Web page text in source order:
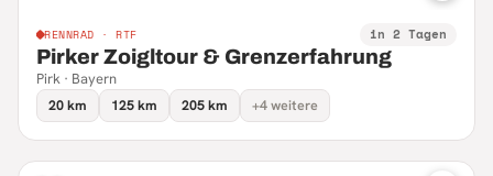
RENNRAD · RTF in 2 Tagen
Pirker Zoigltour & Grenzerfahrung
Pirk · Bayern
20 km
125 km 205 km +4 weitere